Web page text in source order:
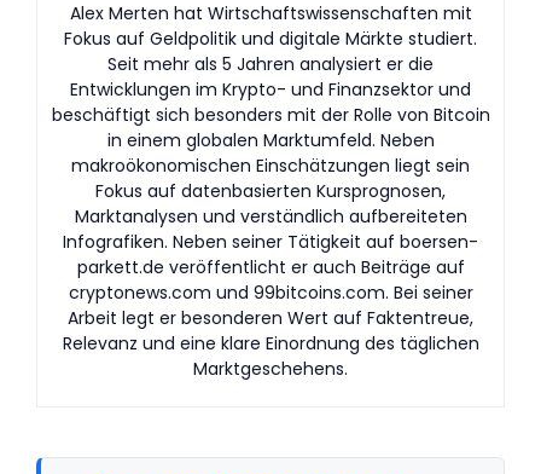
Alex Merten hat Wirtschaftswissenschaften mit
Fokus auf Geldpolitik und digitale Märkte studiert.
Seit mehr als 5 Jahren analysiert er die
Entwicklungen im Krypto- und Finanzsektor und
beschäftigt sich besonders mit der Rolle von Bitcoin
in einem globalen Marktumfeld. Neben
makroökonomischen Einschätzungen liegt sein
Fokus auf datenbasierten Kursprognosen,
Marktanalysen und verständlich aufbereiteten
Infografiken. Neben seiner Tätigkeit auf boersen-
parkett.de veröffentlicht er auch Beiträge auf
cryptonews.com und 99bitcoins.com. Bei seiner
Arbeit legt er besonderen Wert auf Faktentreue,
Relevanz und eine klare Einordnung des täglichen
Marktgeschehens.